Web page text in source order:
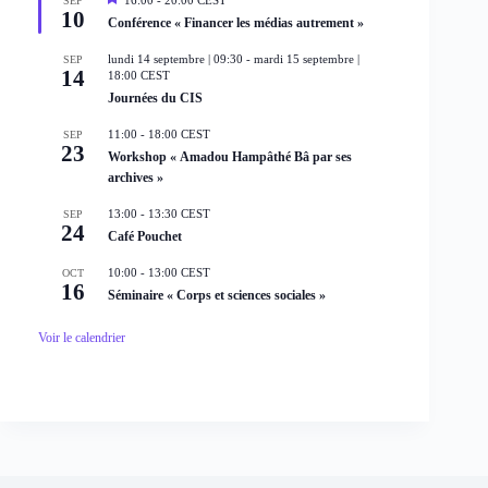
10
s
n
a
v
n
Conférence « Financer les médias autrement »
SEP
14
lundi 14 septembre | 09:30 - mardi 15 septembre |
18:00 CEST
Journées du CIS
SEP
23
11:00 - 18:00 CEST
Workshop « Amadou Hampâthé Bâ par ses
archives »
SEP
24
13:00 - 13:30 CEST
Café Pouchet
OCT
16
10:00 - 13:00 CEST
Séminaire « Corps et sciences sociales »
Voir le calendrier